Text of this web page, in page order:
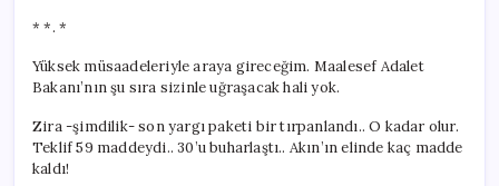
* *. *
Yüksek müsaadeleriyle araya gireceğim. Maalesef Adalet
Bakanı’nın şu sıra sizinle uğraşacak hali yok.
Zira -şimdilik- son yargı paketi bir tırpanlandı.. O kadar olur.
Teklif 59 maddeydi.. 30’u buharlaştı.. Akın’ın elinde kaç madde
kaldı!